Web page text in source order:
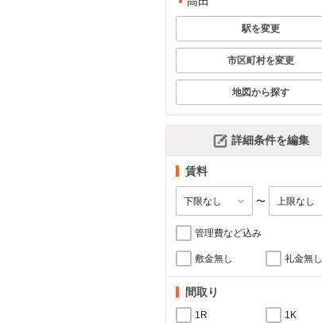
駅を変更
市区町村を変更
地図から探す
詳細条件を編集
賃料
〜
管理費など込み
敷金無し 礼金無し
間取り
1R 1K